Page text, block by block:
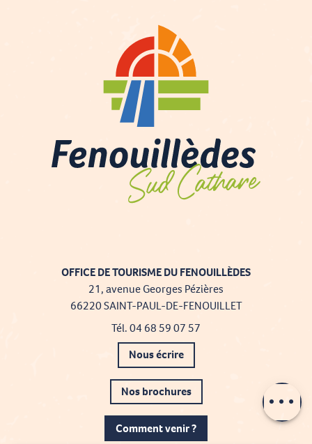
OFFICE DE TOURISME DU FENOUILLÈDES
21, avenue Georges Pézières
66220 SAINT-PAUL-DE-FENOUILLET
Tél. 04 68 59 07 57
Nous écrire
Nos brochures
Comment venir ?